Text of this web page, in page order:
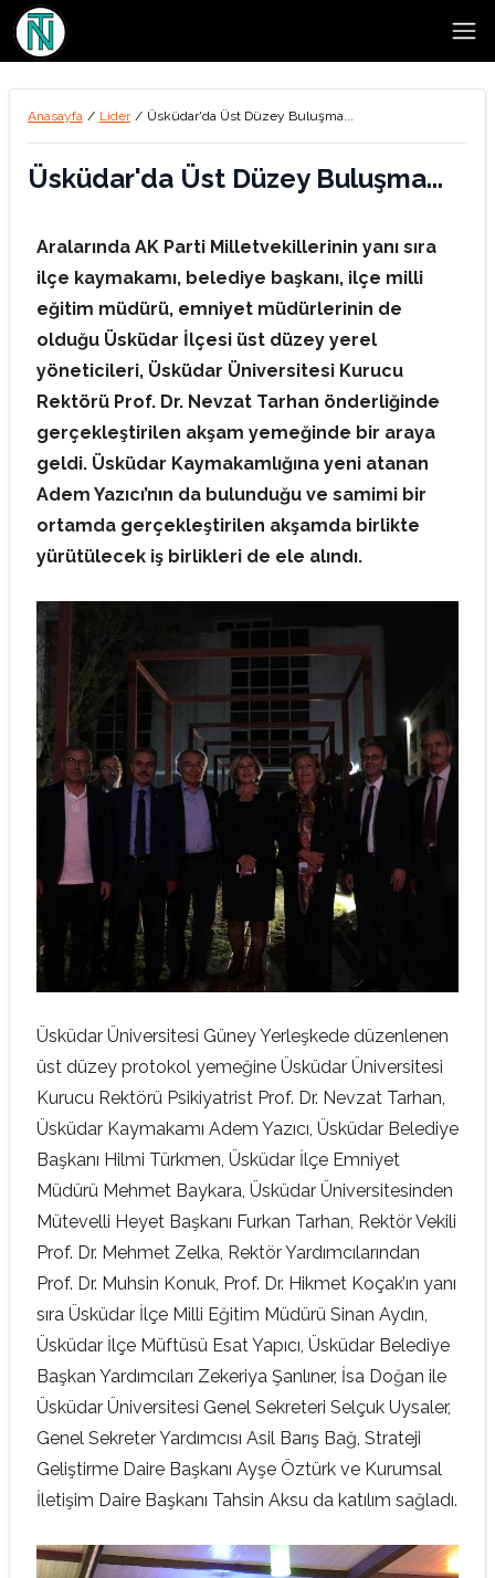
Anasayfa / Lider / Üsküdar'da Üst Düzey Buluşma...
Üsküdar'da Üst Düzey Buluşma...
Aralarında AK Parti Milletvekillerinin yanı sıra
ilçe kaymakamı, belediye başkanı, ilçe milli
eğitim müdürü, emniyet müdürlerinin de
olduğu Üsküdar İlçesi üst düzey yerel
yöneticileri, Üsküdar Üniversitesi Kurucu
Rektörü Prof. Dr. Nevzat Tarhan önderliğinde
gerçekleştirilen akşam yemeğinde bir araya
geldi. Üsküdar Kaymakamlığına yeni atanan
Adem Yazıcı’nın da bulunduğu ve samimi bir
ortamda gerçekleştirilen akşamda birlikte
yürütülecek iş birlikleri de ele alındı.
Üsküdar Üniversitesi Güney Yerleşkede düzenlenen
üst düzey protokol yemeğine Üsküdar Üniversitesi
Kurucu Rektörü Psikiyatrist Prof. Dr. Nevzat Tarhan,
Üsküdar Kaymakamı Adem Yazıcı, Üsküdar Belediye
Başkanı Hilmi Türkmen, Üsküdar İlçe Emniyet
Müdürü Mehmet Baykara, Üsküdar Üniversitesinden
Mütevelli Heyet Başkanı Furkan Tarhan, Rektör Vekili
Prof. Dr. Mehmet Zelka, Rektör Yardımcılarından
Prof. Dr. Muhsin Konuk, Prof. Dr. Hikmet Koçak’ın yanı
sıra Üsküdar İlçe Milli Eğitim Müdürü Sinan Aydın,
Üsküdar İlçe Müftüsü Esat Yapıcı, Üsküdar Belediye
Başkan Yardımcıları Zekeriya Şanlıner, İsa Doğan ile
Üsküdar Üniversitesi Genel Sekreteri Selçuk Uysaler,
Genel Sekreter Yardımcısı Asil Barış Bağ, Strateji
Geliştirme Daire Başkanı Ayşe Öztürk ve Kurumsal
İletişim Daire Başkanı Tahsin Aksu da katılım sağladı.